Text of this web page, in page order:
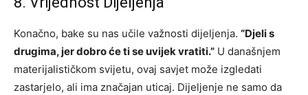
Konačno, bake su nas učile važnosti dijeljenja. “Djeli s
drugima, jer dobro će ti se uvijek vratiti.” U današnjem
materijalističkom svijetu, ovaj savjet može izgledati
zastarjelo, ali ima značajan uticaj. Dijeljenje ne samo da